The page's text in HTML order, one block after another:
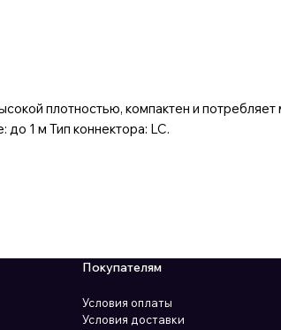
плотностью, компактен и
1 м Тип коннектора: LC.
Покупателям
Условия оплаты
Условия доставки